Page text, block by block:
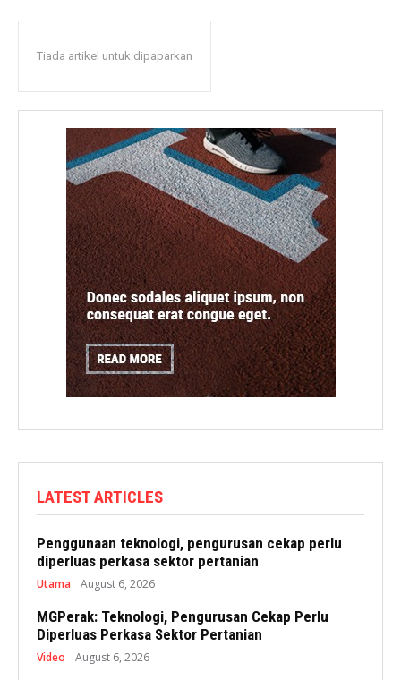
Tiada artikel untuk dipaparkan
LATEST ARTICLES
Penggunaan teknologi, pengurusan cekap perlu
diperluas perkasa sektor pertanian
Utama August 6, 2026
MGPerak: Teknologi, Pengurusan Cekap Perlu
Diperluas Perkasa Sektor Pertanian
Video August 6, 2026